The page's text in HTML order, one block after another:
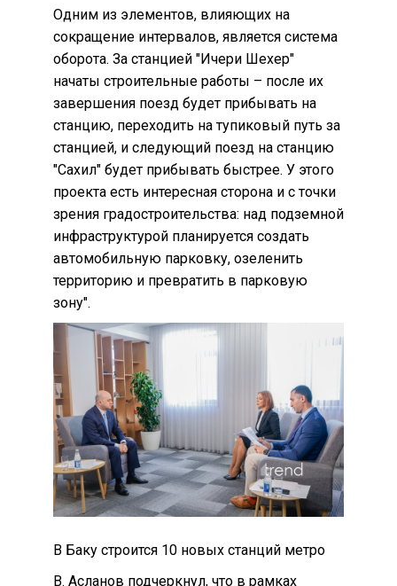
Одним из элементов, влияющих на
сокращение интервалов, является система
оборота. За станцией "Ичери Шехер"
начаты строительные работы – после их
завершения поезд будет прибывать на
станцию, переходить на тупиковый путь за
станцией, и следующий поезд на станцию
"Сахил" будет прибывать быстрее. У этого
проекта есть интересная сторона и с точки
зрения градостроительства: над подземной
инфраструктурой планируется создать
автомобильную парковку, озеленить
территорию и превратить в парковую
зону".
В Баку строится 10 новых станций метро
В. Асланов подчеркнул, что в рамках